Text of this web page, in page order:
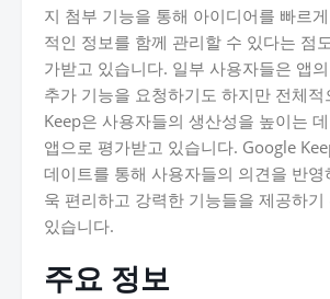
지 첨부 기능을 통해 아이디어를 빠르
적인 정보를 함께 관리할 수 있다는 점
가받고 있습니다. 일부 사용자들은 앱
추가 기능을 요청하기도 하지만 전체
Keep은 사용자들의 생산성을 높이는
앱으로 평가받고 있습니다. Google
데이트를 통해 사용자들의 의견을 반영
욱 편리하고 강력한 기능들을 제공하기
있습니다.
주요 정보